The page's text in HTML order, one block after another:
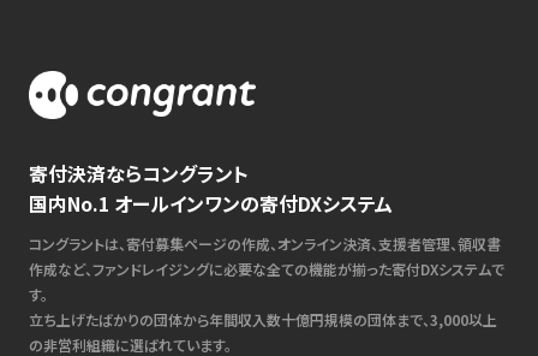
寄付決済ならコングラント
国内No.1 オールインワンの寄付DXシステム
コングラントは、寄付募集ページの作成、オンライン決済、支援者管理、領収書
作成など、ファンドレイジングに必要な全ての機能が揃った寄付DXシステムで
す。
立ち上げたばかりの団体から年間収入数十億円規模の団体まで、3,000以上
の非営利組織に選ばれています。